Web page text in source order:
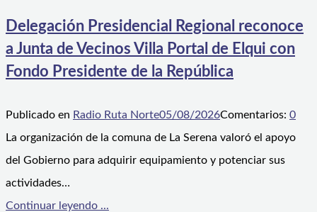
Delegación Presidencial Regional reconoce
a Junta de Vecinos Villa Portal de Elqui con
Fondo Presidente de la República
Publicado en Radio Ruta Norte05/08/2026Comentarios: 0
La organización de la comuna de La Serena valoró el apoyo
del Gobierno para adquirir equipamiento y potenciar sus
actividades…
Continuar leyendo ...